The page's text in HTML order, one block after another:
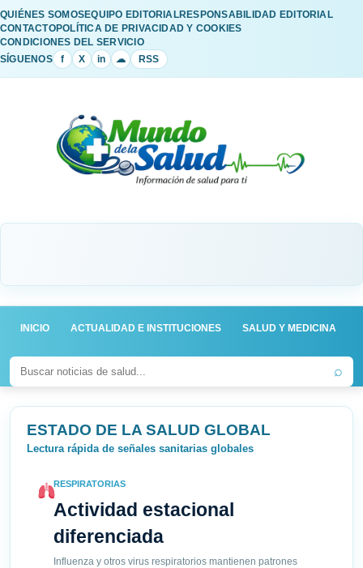
QUIÉNES SOMOSEQUIPO EDITORIALRESPONSABILIDAD EDITORIAL
CONTACTOPOLÍTICA DE PRIVACIDAD Y COOKIES
CONDICIONES DEL SERVICIO
SÍGUENOS
f X in ☁ RSS
INICIO ACTUALIDAD E INSTITUCIONES SALUD Y MEDICINA
⌕
ESTADO DE LA SALUD GLOBAL
Lectura rápida de señales sanitarias globales
RESPIRATORIAS
Actividad estacional
diferenciada
Influenza y otros virus respiratorios mantienen patrones